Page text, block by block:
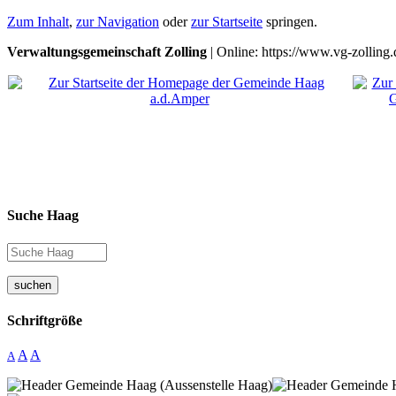
Zum Inhalt, zur Navigation oderzur Startseite springen.
Verwaltungsgemeinschaft Zolling | Online: https://www.vg-
Suche Haag
suchen
Schriftgröße
A A A